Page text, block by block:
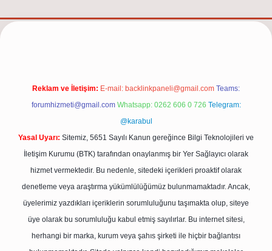
Reklam ve İletişim: E-mail: backlinkpaneli@gmail.com Teams:
forumhizmeti@gmail.com Whatsapp: 0262 606 0 726 Telegram:
@karabul
Yasal Uyarı: Sitemiz, 5651 Sayılı Kanun gereğince Bilgi Teknolojileri ve
İletişim Kurumu (BTK) tarafından onaylanmış bir Yer Sağlayıcı olarak
hizmet vermektedir. Bu nedenle, sitedeki içerikleri proaktif olarak
denetleme veya araştırma yükümlülüğümüz bulunmamaktadır. Ancak,
üyelerimiz yazdıkları içeriklerin sorumluluğunu taşımakta olup, siteye
üye olarak bu sorumluluğu kabul etmiş sayılırlar. Bu internet sitesi,
herhangi bir marka, kurum veya şahıs şirketi ile hiçbir bağlantısı